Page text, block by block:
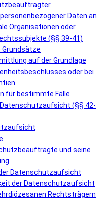
Daten an
Organisationen oder
(§§ 39-41)
Grundsätze
auf der Grundlage
oder bei
für bestimmte Fälle
Datenschutzaufsicht (§§ 42-
und seine
Datenschutzaufsicht
der Datenschutzaufsicht
Rechtsträgern